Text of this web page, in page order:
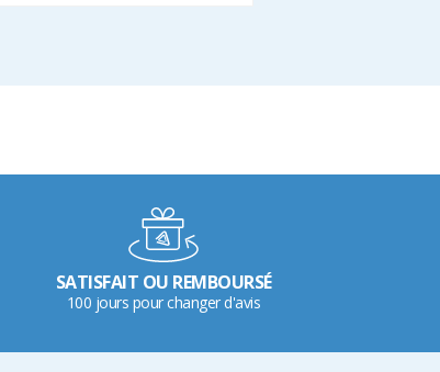
SATISFAIT OU REMBOURSÉ
100 jours pour changer d'avis